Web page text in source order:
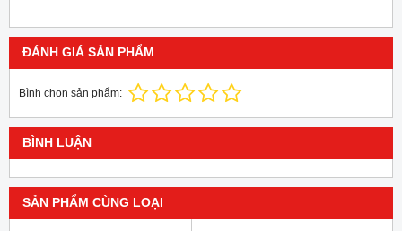
ĐÁNH GIÁ SẢN PHẨM
Bình chọn sản phẩm:
BÌNH LUẬN
SẢN PHẨM CÙNG LOẠI